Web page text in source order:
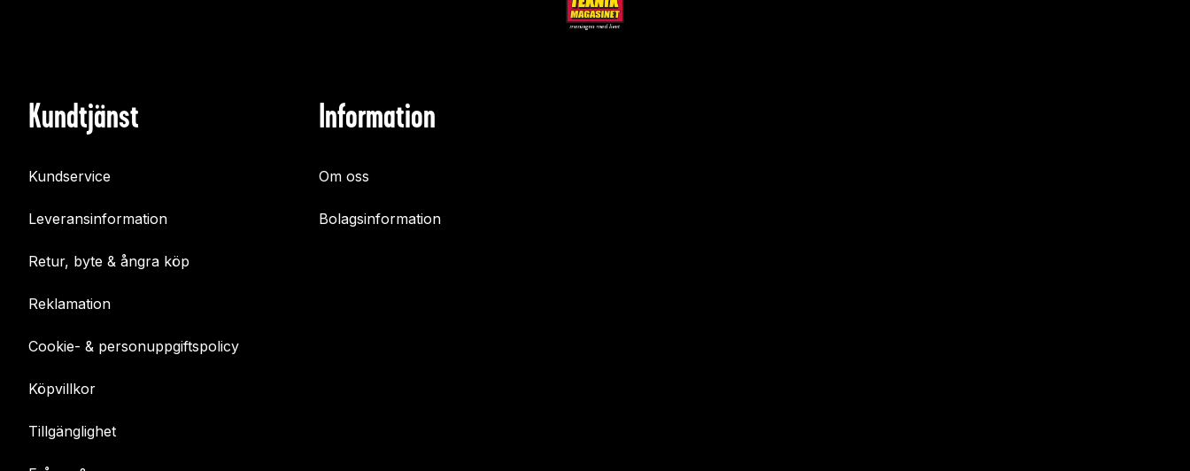
Kundtjänst
Kundservice
Leveransinformation
Retur, byte & ångra köp
Reklamation
Cookie- & personuppgiftspolicy
Köpvillkor
Tillgänglighet
Information
Om oss
Bolagsinformation